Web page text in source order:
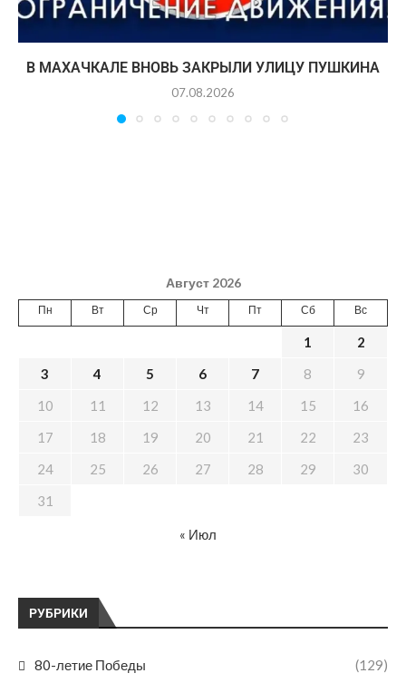
В МАХАЧКАЛЕ ВНОВЬ ЗАКРЫЛИ УЛИЦУ ПУШКИНА
07.08.2026
РУБРИКИ
80-летие Победы (129)
Август 2026
Пн Вт Ср Чт Пт Сб Вс
1
2
3
4 5 6 7 8
9
10
11 12 13 14 15
16
17
18 19 20 21 22
23
24
25 26 27 28 29
30
31
« Июл